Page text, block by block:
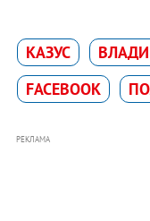
КАЗУС
FACEBOOK
РЕКЛАМА